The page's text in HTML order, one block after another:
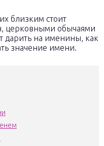
близким стоит
церковными обычаями
дарить на именины, как
значение имени.